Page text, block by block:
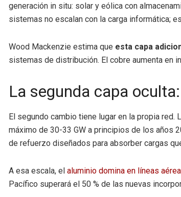
generación in situ: solar y eólica con
sistemas no escalan con la carga informática;
Wood Mackenzie estima que esta capa
sistemas de distribución. El cobre aumenta en
La segunda capa
El segundo cambio tiene lugar en la propia
máximo de 30-33 GW a principios de los años
de refuerzo diseñados para absorber cargas
A esa escala, el aluminio domina en líneas
Pacífico superará el 50 % de las nuevas